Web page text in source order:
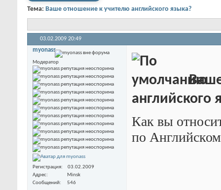
Тема: Ваше отношение к учителю английского языка?
03.02.2009 20:49
myonass
Модератор
Регистрация
03.02.2009
Адрес
Minsk
Сообщений
546
английского
Как вы
по